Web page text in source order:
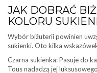
JAK DOBRAĆ
KOLORU
Wybór biżuterii powinien
sukienki. Oto kilka
Czarna sukienka: Pasuje do
Tous nadadzą jej